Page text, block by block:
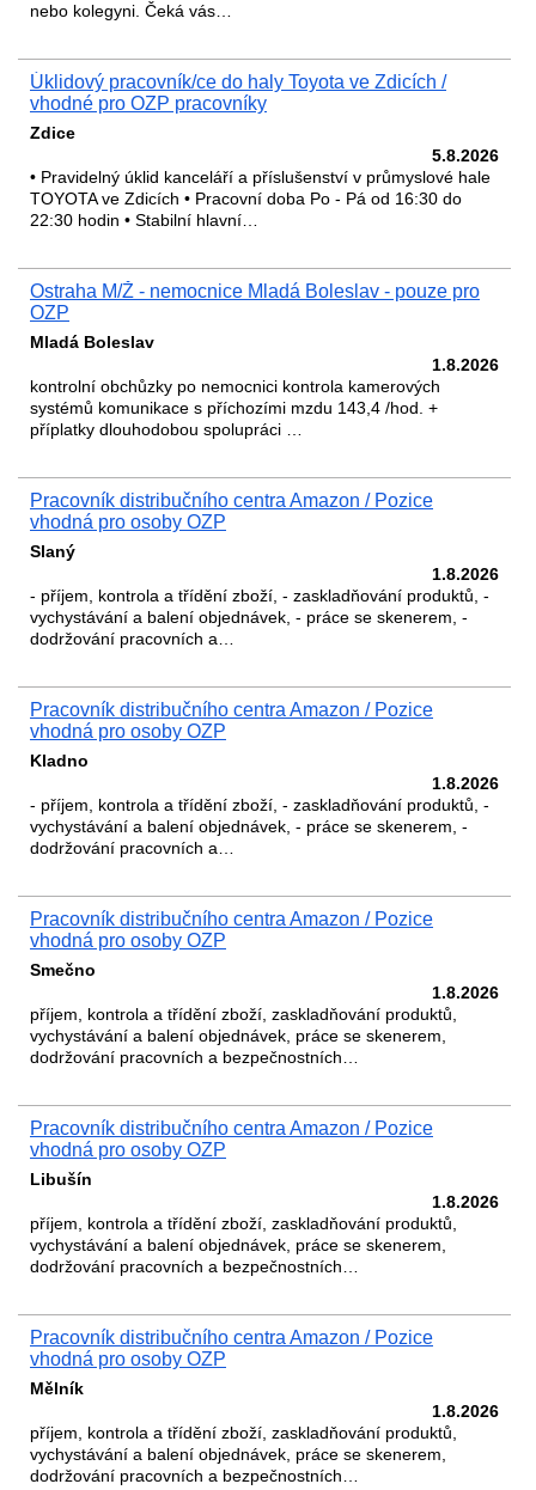
nebo kolegyni. Čeká vás…
Úklidový pracovník/ce do haly Toyota ve Zdicích /
vhodné pro OZP pracovníky
Zdice
5.8.2026
• Pravidelný úklid kanceláří a příslušenství v průmyslové hale
TOYOTA ve Zdicích • Pracovní doba Po - Pá od 16:30 do
22:30 hodin • Stabilní hlavní…
Ostraha M/Ž - nemocnice Mladá Boleslav - pouze pro
OZP
Mladá Boleslav
1.8.2026
kontrolní obchůzky po nemocnici kontrola kamerových
systémů komunikace s příchozími mzdu 143,4 /hod. +
příplatky dlouhodobou spolupráci …
Pracovník distribučního centra Amazon / Pozice
vhodná pro osoby OZP
Slaný
1.8.2026
- příjem, kontrola a třídění zboží, - zaskladňování produktů, -
vychystávání a balení objednávek, - práce se skenerem, -
dodržování pracovních a…
Pracovník distribučního centra Amazon / Pozice
vhodná pro osoby OZP
Kladno
1.8.2026
- příjem, kontrola a třídění zboží, - zaskladňování produktů, -
vychystávání a balení objednávek, - práce se skenerem, -
dodržování pracovních a…
Pracovník distribučního centra Amazon / Pozice
vhodná pro osoby OZP
Smečno
1.8.2026
příjem, kontrola a třídění zboží, zaskladňování produktů,
vychystávání a balení objednávek, práce se skenerem,
dodržování pracovních a bezpečnostních…
Pracovník distribučního centra Amazon / Pozice
vhodná pro osoby OZP
Libušín
1.8.2026
příjem, kontrola a třídění zboží, zaskladňování produktů,
vychystávání a balení objednávek, práce se skenerem,
dodržování pracovních a bezpečnostních…
Pracovník distribučního centra Amazon / Pozice
vhodná pro osoby OZP
Mělník
1.8.2026
příjem, kontrola a třídění zboží, zaskladňování produktů,
vychystávání a balení objednávek, práce se skenerem,
dodržování pracovních a bezpečnostních…